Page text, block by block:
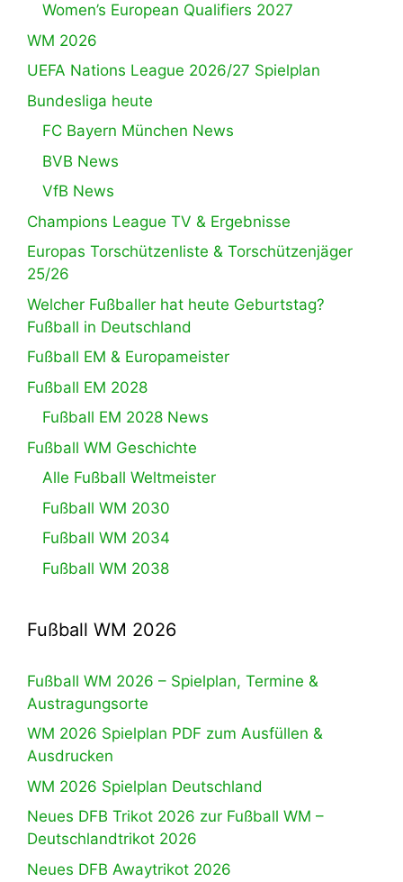
Women’s European Qualifiers 2027
WM 2026
UEFA Nations League 2026/27 Spielplan
Bundesliga heute
FC Bayern München News
BVB News
VfB News
Champions League TV & Ergebnisse
Europas Torschützenliste & Torschützenjäger
25/26
Welcher Fußballer hat heute Geburtstag?
Fußball in Deutschland
Fußball EM & Europameister
Fußball EM 2028
Fußball EM 2028 News
Fußball WM Geschichte
Alle Fußball Weltmeister
Fußball WM 2030
Fußball WM 2034
Fußball WM 2038
Fußball WM 2026
Fußball WM 2026 – Spielplan, Termine &
Austragungsorte
WM 2026 Spielplan PDF zum Ausfüllen &
Ausdrucken
WM 2026 Spielplan Deutschland
Neues DFB Trikot 2026 zur Fußball WM –
Deutschlandtrikot 2026
Neues DFB Awaytrikot 2026